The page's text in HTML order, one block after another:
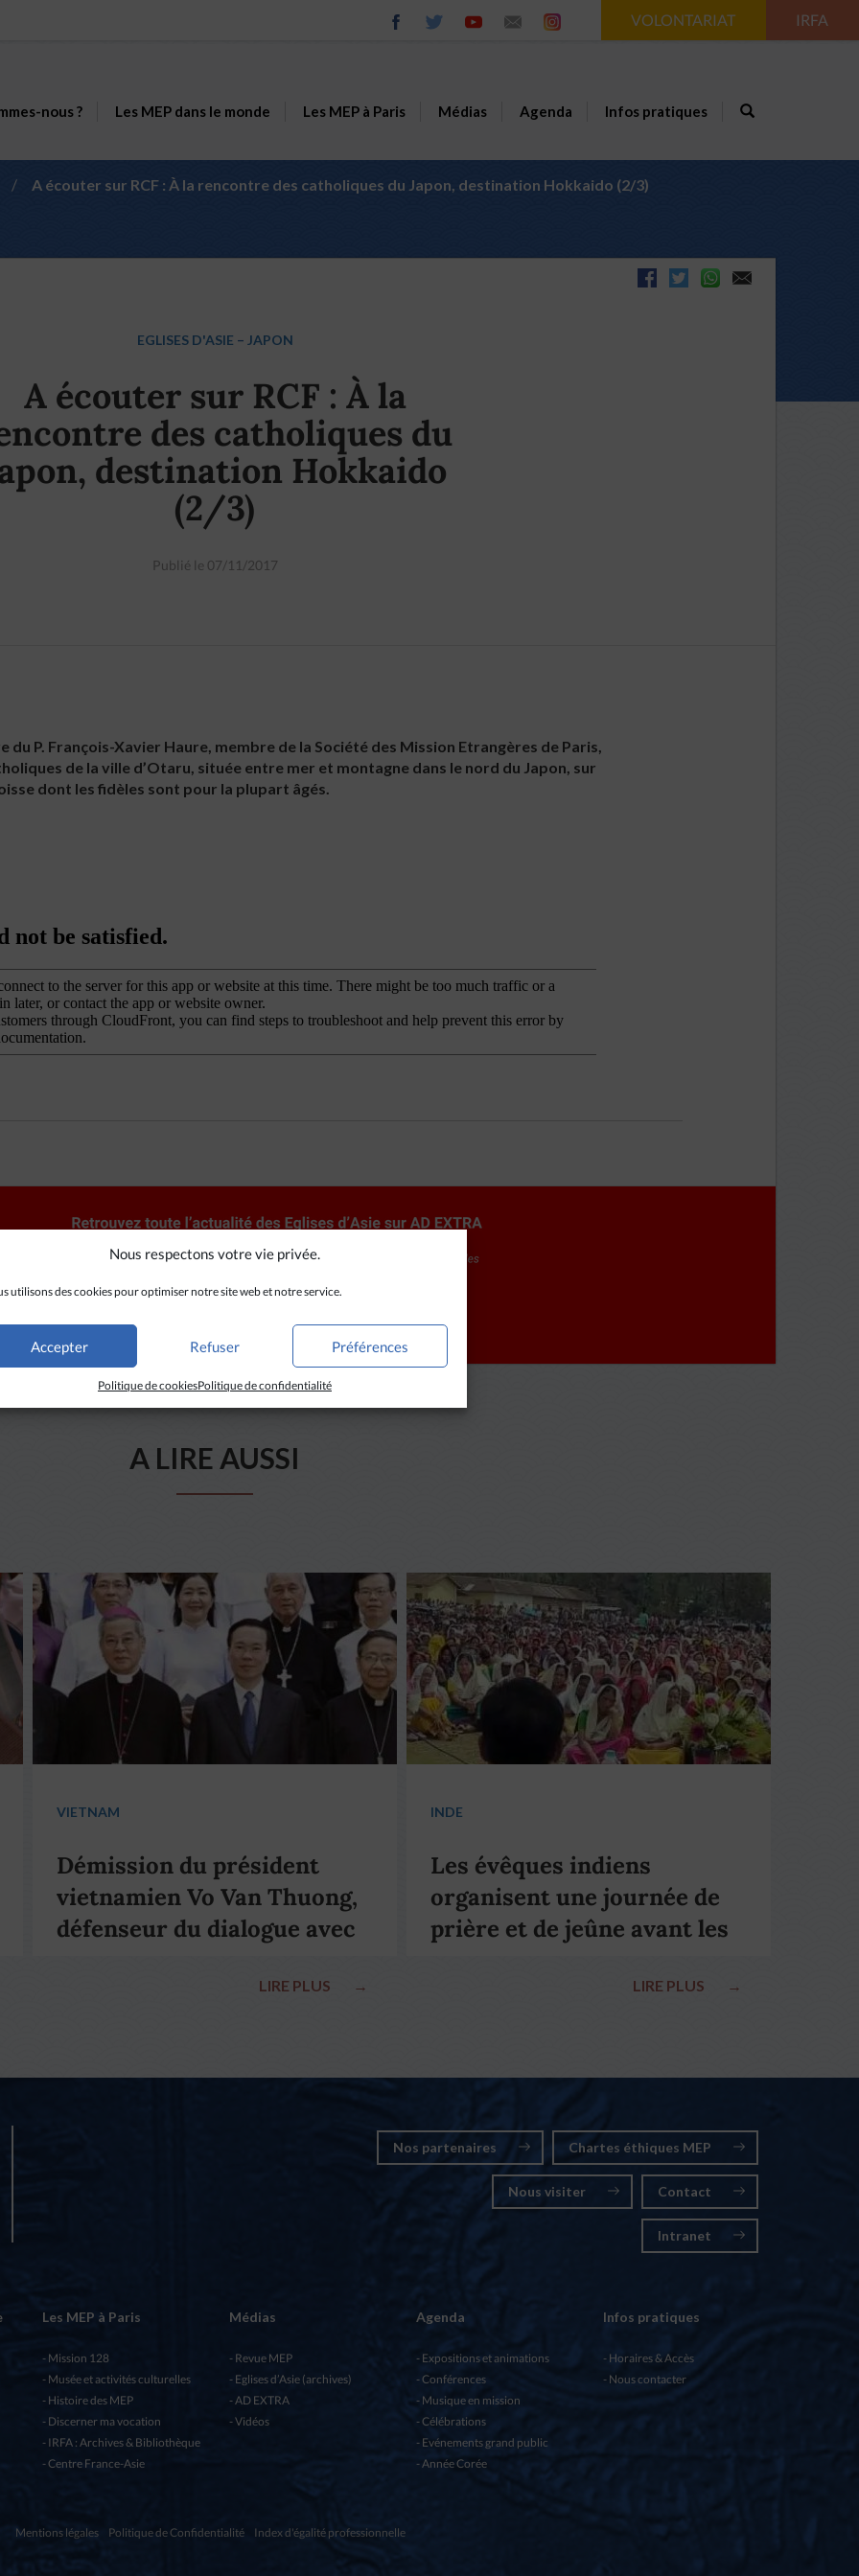
Nous respectons votre vie privée.
utilisons des cookies pour optimiser notre site web et notre service.
Accepter Refuser Préférences
Politique de cookiesPolitique de confidentialité
VOLONTARIAT IRFA
nous ? Les MEP dans le monde Les MEP à Paris Médias Agenda Infos pratiques
/ A écouter sur RCF : À la rencontre des catholiques du Japon, destination Hokkaido (2/3)
EGLISES D'ASIE – JAPON
A écouter sur RCF : À la
des catholiques du
destination Hokkaido
(2/3)
Publié le 07/11/2017
du P. François-Xavier Haure, membre de la Société des Mission Etrangères de Paris,
de la ville d’Otaru, située entre mer et montagne dans le nord du Japon, sur
dont les fidèles sont pour la plupart âgés.
A LIRE AUSSI
VIETNAM
Démission du président
vietnamien Vo Van Thuong,
défenseur du dialogue avec
LIRE PLUS →
INDE
Les évêques indiens
organisent une journée de
prière et de jeûne avant les
LIRE PLUS →
Nos partenaires Chartes éthiques MEP
Nous visiter Contact
Intranet
Les MEP à Paris
Mission 128
Musée et activités culturelles
Histoire des MEP
Discerner ma vocation
IRFA : Archives & Bibliothèque
Centre France-Asie
Médias
Revue MEP
Eglises d’Asie (archives)
AD EXTRA
Vidéos
Agenda
Expositions et animations
Conférences
Musique en mission
Célébrations
Evénements grand public
Année Corée
Infos pratiques
Horaires & Accès
Nous contacter
Mentions légales Politique de Confidentialité Index d'égalité professionnelle